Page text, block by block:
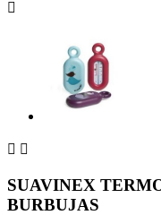

 
SUAVINEX
BURBUJAS